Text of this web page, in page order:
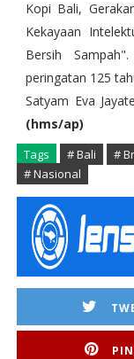
Kopi Bali,
Kekayaan
Bersih
peringatan 125
Satyam Eva
(hms/ap)
Tags # Bali #
# Nasional